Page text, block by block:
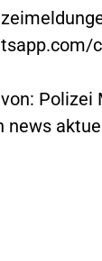
Polizei
news